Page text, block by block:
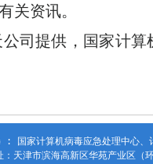
关资讯。
司提供，国家计
: 国家计算机病毒应急处理中心
：天津市滨海高新区华苑产业区